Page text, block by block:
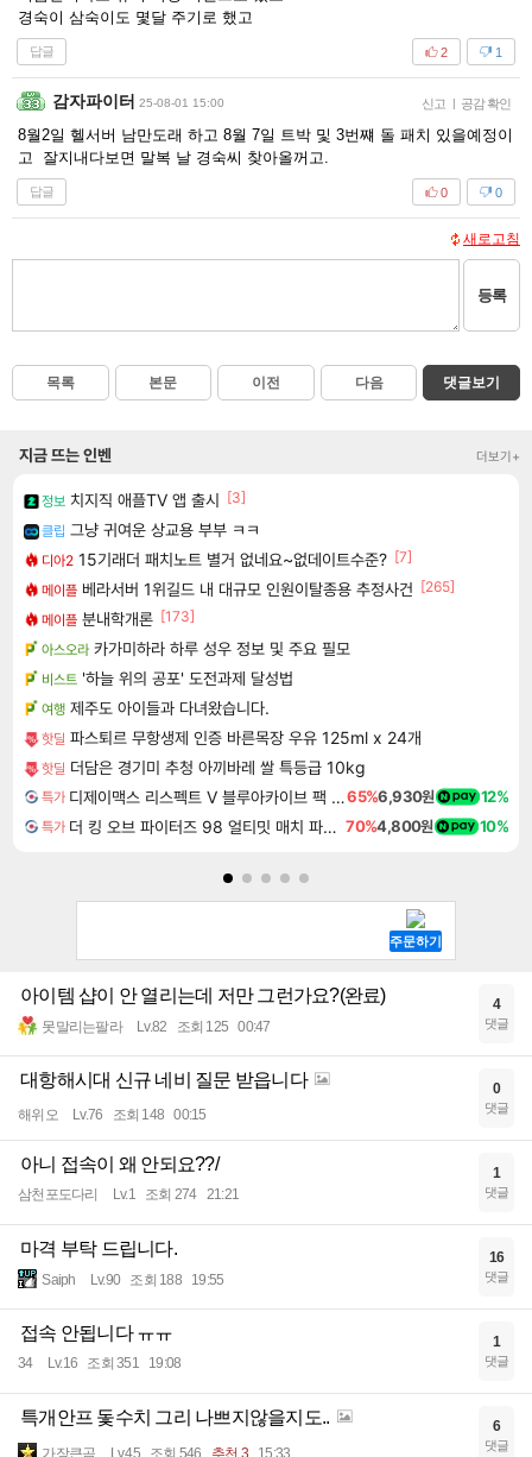
경숙이 삼숙이도 몇달 주기로 했고
답글 1
2
감자파이터 25-08-01 15:00 신고 | 공감 확인
8월2일 헬서버 남만도래 하고 8월 7일 트박 및 3번쨰 돌 패치 있을예정이
고 잘지내다보면 말복 날 경숙씨 찾아올꺼고.
답글 0
0
새로고침
등록
목록 본문 이전 다음 댓글보기
지금 뜨는 인벤 더보기+
정보 치지직 애플TV 앱 출시 [3]
클립 그냥 귀여운 상교용 부부 ㅋㅋ
디아2 15기래더 패치노트 별거 없네요~없데이트수준? [7]
메이플 베라서버 1위길드 내 대규모 인원이탈종용 추정사건 [265]
메이플 분내학개론 [173]
아스오라 카가미하라 하루 성우 정보 및 주요 필모
비스트 '하늘 위의 공포' 도전과제 달성법
여행 제주도 아이들과 다녀왔습니다.
핫딜 파스퇴르 무항생제 인증 바른목장 우유 125ml x 24개
핫딜 더담은 경기미 추청 아끼바레 쌀 특등급 10kg
특가 디제이맥스 리스펙트 V 블루아카이브 팩 DJMAX RESPECT V Blue Archive Pack DLC65%6,930원 12%
특가 더 킹 오브 파이터즈 98 얼티밋 매치 파이널 에디션 THE KING OF FIGHTERS 98 ULTIMATE MATCH FINAL EDITION 70%4,800원 10%
아이템 샵이 안 열리는데 저만 그런가요?(완료)
못말리는팔라 Lv.82 조회 125 00:47
4
댓글
대항해시대 신규 네비 질문 받읍니다
해위오 Lv.76 조회 148 00:15
0
댓글
아니 접속이 왜 안되요??/
삼천포도다리 Lv.1 조회 274 21:21
1
댓글
마격 부탁 드립니다.
Saiph Lv.90 조회 188 19:55
16
댓글
접속 안됩니다 ㅠㅠ
34 Lv.16 조회 351 19:08
1
댓글
특개안프 돛수치 그리 나쁘지않을지도..
가장큰곰 Lv.45 조회 546 추천 3 15:33
6
댓글